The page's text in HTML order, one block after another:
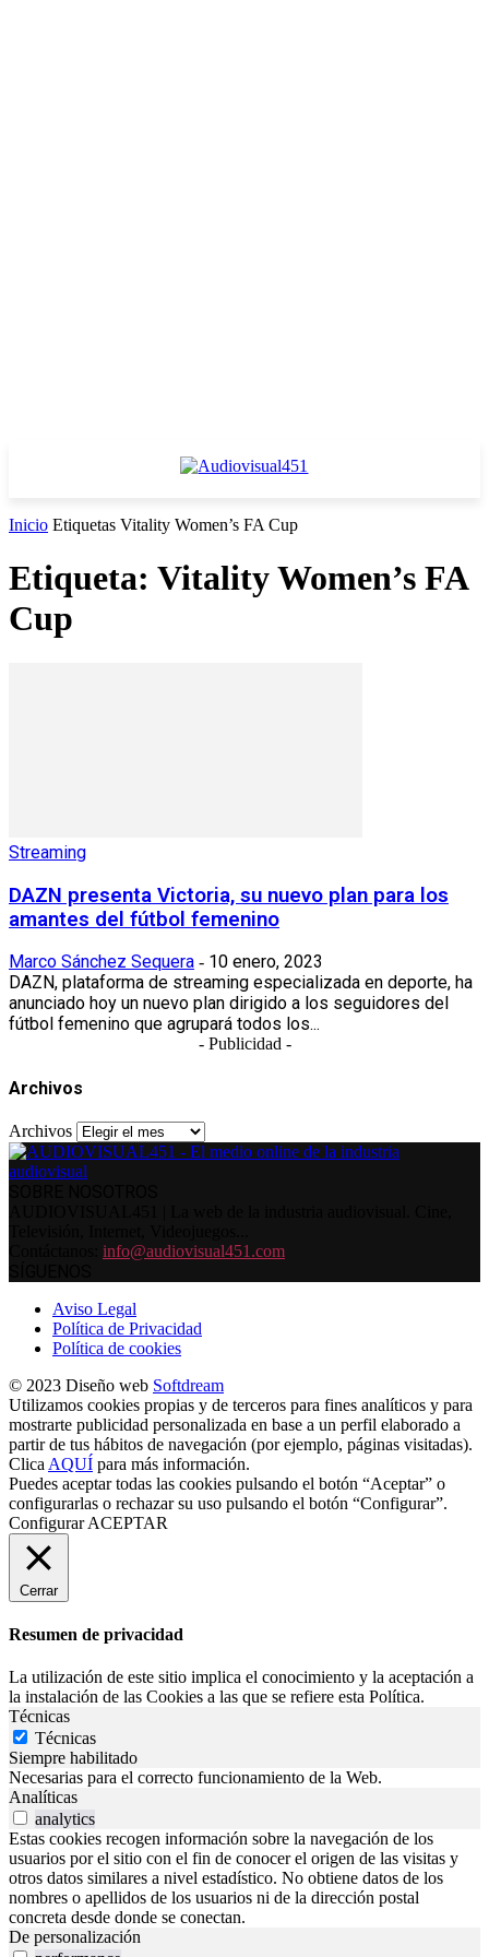
Inicio Etiquetas Vitality Women’s FA Cup
Etiqueta: Vitality Women’s FA
Cup
Streaming
DAZN presenta Victoria, su nuevo plan para los
amantes del fútbol femenino
Marco Sánchez Sequera - 10 enero, 2023
DAZN, plataforma de streaming especializada en deporte, ha
anunciado hoy un nuevo plan dirigido a los seguidores del
fútbol femenino que agrupará todos los...
- Publicidad -
Archivos
Archivos
info@audiovisual451.com
Aviso Legal
Política de Privacidad
Política de cookies
© 2023 Diseño web Softdream
Utilizamos cookies propias y de terceros para fines analíticos y para
mostrarte publicidad personalizada en base a un perfil elaborado a
partir de tus hábitos de navegación (por ejemplo, páginas visitadas).
Clica AQUÍ para más información.
Puedes aceptar todas las cookies pulsando el botón “Aceptar” o
configurarlas o rechazar su uso pulsando el botón “Configurar”.
Configurar ACEPTAR
Cerrar
Resumen de privacidad
La utilización de este sitio implica el conocimiento y la aceptación a
la instalación de las Cookies a las que se refiere esta Política.
Técnicas
Técnicas
Siempre habilitado
Necesarias para el correcto funcionamiento de la Web.
Analíticas
analytics
Estas cookies recogen información sobre la navegación de los
usuarios por el sitio con el fin de conocer el origen de las visitas y
otros datos similares a nivel estadístico. No obtiene datos de los
nombres o apellidos de los usuarios ni de la dirección postal
concreta desde donde se conectan.
De personalización